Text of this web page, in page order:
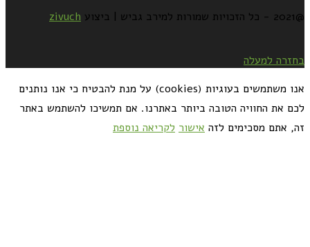
@2021 - כל הזכויות שמורות למירב גביש | ביצוע zivuch
בחזרה למעלה
אנו משתמשים בעוגיות (cookies) על מנת להבטיח כי אנו נותנים
לכם את החוויה הטובה ביותר באתרנו. אם תמשיכו להשתמש באתר
זה, אתם מסכימים לזה אישור לקריאה נוספת